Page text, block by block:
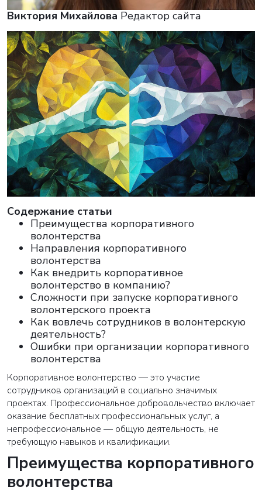
Виктория Михайлова Редактор сайта
Cодержание статьи
Преимущества корпоративного
волонтерства
Направления корпоративного
волонтерства
Как внедрить корпоративное
волонтерство в компанию?
Сложности при запуске корпоративного
волонтерского проекта
Как вовлечь сотрудников в волонтерскую
деятельность?
Ошибки при организации корпоративного
волонтерства
Корпоративное волонтерство — это участие
сотрудников организаций в социально значимых
проектах. Профессиональное добровольчество включает
оказание бесплатных профессиональных услуг, а
непрофессиональное — общую деятельность, не
требующую навыков и квалификации.
Преимущества корпоративного
волонтерства